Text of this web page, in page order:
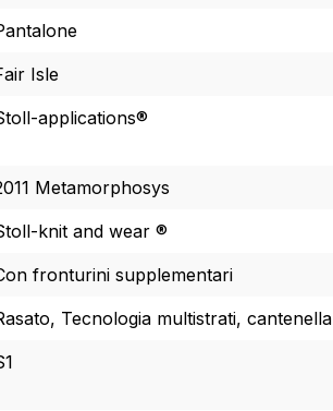
Isle
applications®
Metamorphosys
knit and wear ®
fronturini supplementari
Tecnologia multistrati, cantenella